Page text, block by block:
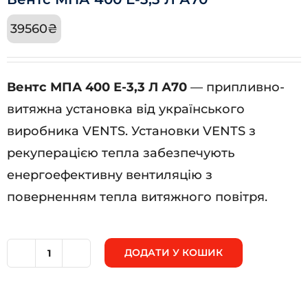
39560₴
Вентс МПА 400 Е-3,3 Л А70 — припливно-
витяжна установка від українського
виробника VENTS. Установки VENTS з
рекуперацією тепла забезпечують
енергоефективну вентиляцію з
поверненням тепла витяжного повітря.
ДОДАТИ У КОШИК